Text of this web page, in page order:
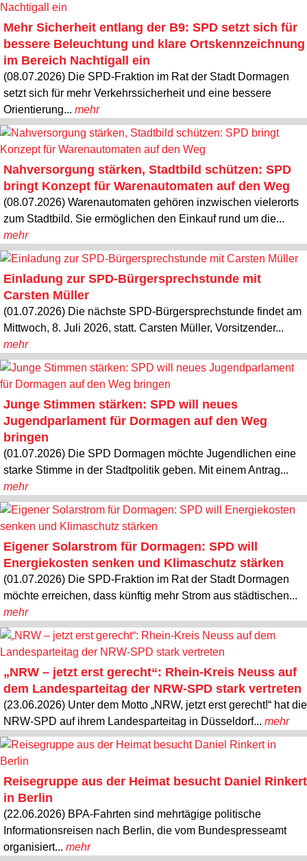
Mehr Sicherheit entlang der B9: SPD setzt sich für
bessere Beleuchtung und klare Ortskennzeichnung
im Bereich Nachtigall ein
(08.07.2026) Die SPD-Fraktion im Rat der Stadt Dormagen
setzt sich für mehr Verkehrssicherheit und eine bessere
Orientierung... mehr
Nahversorgung stärken, Stadtbild schützen: SPD
bringt Konzept für Warenautomaten auf den Weg
(08.07.2026) Warenautomaten gehören inzwischen vielerorts
zum Stadtbild. Sie ermöglichen den Einkauf rund um die...
mehr
Einladung zur SPD-Bürgersprechstunde mit
Carsten Müller
(01.07.2026) Die nächste SPD-Bürgersprechstunde findet am
Mittwoch, 8. Juli 2026, statt. Carsten Müller, Vorsitzender...
mehr
Junge Stimmen stärken: SPD will neues
Jugendparlament für Dormagen auf den Weg
bringen
(01.07.2026) Die SPD Dormagen möchte Jugendlichen eine
starke Stimme in der Stadtpolitik geben. Mit einem Antrag...
mehr
Eigener Solarstrom für Dormagen: SPD will
Energiekosten senken und Klimaschutz stärken
(01.07.2026) Die SPD-Fraktion im Rat der Stadt Dormagen
möchte erreichen, dass künftig mehr Strom aus städtischen...
mehr
„NRW – jetzt erst gerecht“: Rhein-Kreis Neuss auf
dem Landesparteitag der NRW-SPD stark vertreten
(23.06.2026) Unter dem Motto „NRW, jetzt erst gerecht!“ hat die
NRW-SPD auf ihrem Landesparteitag in Düsseldorf... mehr
Reisegruppe aus der Heimat besucht Daniel Rinkert
in Berlin
(22.06.2026) BPA-Fahrten sind mehrtägige politische
Informationsreisen nach Berlin, die vom Bundespresseamt
organisiert... mehr